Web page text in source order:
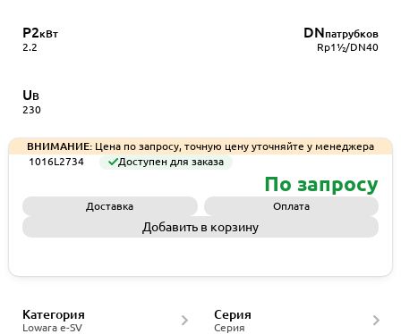
P2кВт
2.2
DNпатрубков
Rp1½/DN40
UВ
230
ВНИМАНИЕ: Цена по запросу, точную цену уточняйте у менеджера
1016L2734
Доступен для заказа
По запросу
Доставка Оплата
Добавить в корзину
Lowara e-SV
Категория
Серия
Серия